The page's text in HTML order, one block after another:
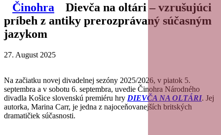
Činohra
Dievča na oltári – vzrušujúci
príbeh z antiky prerozprávaný súčasným
jazykom
27. August 2025
Na začiatku novej divadelnej sezóny 2025/2026, v piatok 5.
septembra a v sobotu 6. septembra, uvedie Činohra Národného
divadla Košice slovenskú premiéru hry DIEVČA NA OLTÁRI. Jej
autorka, Marina Carr, je jedna z najoceňovanejších britských
dramatičiek súčasnosti.